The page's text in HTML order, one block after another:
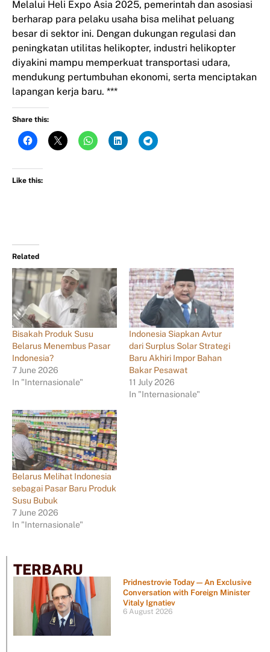
Melalui Heli Expo Asia 2025, pemerintah dan asosiasi
berharap para pelaku usaha bisa melihat peluang
besar di sektor ini. Dengan dukungan regulasi dan
peningkatan utilitas helikopter, industri helikopter
diyakini mampu memperkuat transportasi udara,
mendukung pertumbuhan ekonomi, serta menciptakan
lapangan kerja baru. ***
Share this:
Like this:
Related
Bisakah Produk Susu
Belarus Menembus Pasar
Indonesia?
7 June 2026
In "Internasionale"
Indonesia Siapkan Avtur
dari Surplus Solar Strategi
Baru Akhiri Impor Bahan
Bakar Pesawat
11 July 2026
In "Internasionale"
Belarus Melihat Indonesia
sebagai Pasar Baru Produk
Susu Bubuk
7 June 2026
In "Internasionale"
TERBARU
Pridnestrovie Today — An Exclusive
Conversation with Foreign Minister
Vitaly Ignatiev
6 August 2026